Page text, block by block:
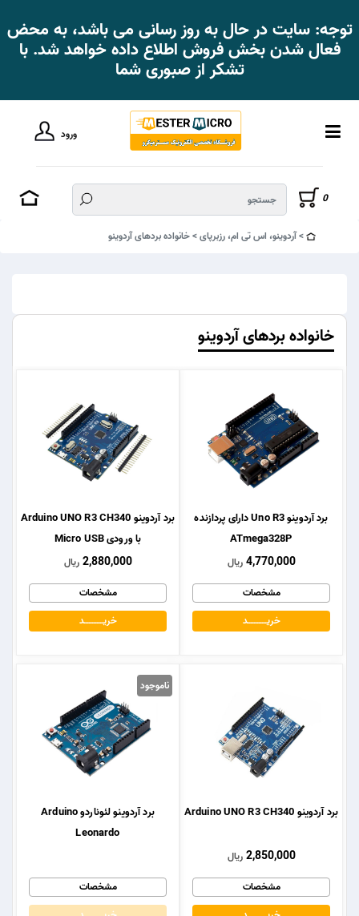
توجه: سایت در حال به روز رسانی می باشد، به محض
فعال شدن بخش فروش اطلاع داده خواهد شد. با
تشکر از صبوری شما
ورود
0
آردوینو، اس تی ام، رزبرپای خانواده بردهای آردوینو
خانواده بردهای آردوینو
برد آردوینو Uno R3 دارای پردازنده
ATmega328P
4,770,000 ریال
مشخصات
خریــــــــــــد
برد آردوینو Arduino UNO R3 CH340
با ورودی Micro USB
2,880,000 ریال
مشخصات
خریــــــــــــد
برد آردوینو Arduino UNO R3 CH340
2,850,000 ریال
مشخصات
ناموجود
برد آردوینو لئوناردو Arduino
Leonardo
مشخصات